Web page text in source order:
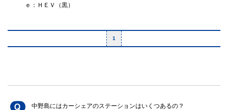
ｅ：ＨＥＶ（黒）
1
中野島にはカーシェアのステーションはいくつあるの？